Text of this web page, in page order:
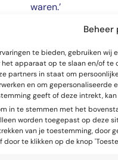
Beheer
te bieden, gebruiken wij
apparaat op te slaan en/of te
partners in staat om
en om
geeft of deze intrekt,
in te stemmen met het
worden toegepast op deze
van je toestemming, door
door te klikken op de knop
waren.’
Als voorbereiding
recente